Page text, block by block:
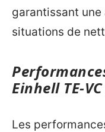
garantissant
situations de
Einhell TE-
Les